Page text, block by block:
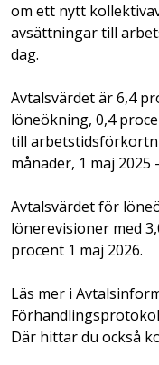
om ett nytt
avsättningar till
dag.
Avtalsvärdet är 6,4
löneökning, 0,4
till
månader, 1 maj 2025
Avtalsvärdet för
lönerevisioner med
procent 1 maj 2026.
Läs mer i
Där hittar du också